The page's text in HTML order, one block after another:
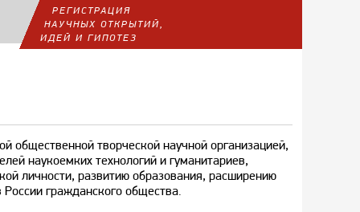
РЕГИСТРАЦИЯ
НАУЧНЫХ ОТКРЫТИЙ,
ИДЕЙ И ГИПОТЕЗ
общественной творческой научной организацией,
наукоемких технологий и гуманитариев,
личности, развитию образования, расширению
гражданского общества.